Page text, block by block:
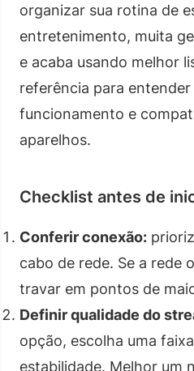
organizar sua rotina de
entretenimento, muita
e acaba usando melhor
referência para
funcionamento e
aparelhos.
Checklist antes de
Conferir conexão:
cabo de rede. Se a rede
travar em pontos de
Definir qualidade do
opção, escolha uma
estabilidade. Melhor um